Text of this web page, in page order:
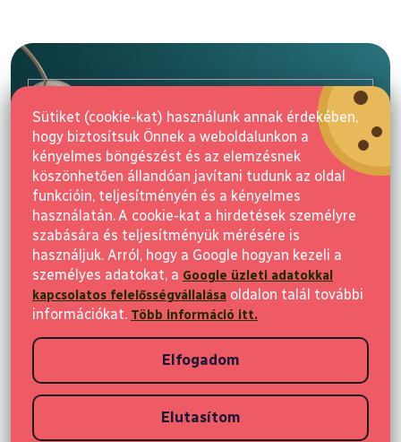
Sütiket (cookie-kat) használunk annak érdekében,
hogy biztosítsuk Önnek a weboldalunkon a
kényelmes böngészést és az elemzésnek
köszönhetően állandóan javítani tudunk az oldal
funkcióin, teljesítményén és a kényelmes
használatán. A cookie-kat a hirdetések személyre
szabására és teljesítményük mérésére is
használjuk. Arról, hogy a Google hogyan kezeli a
személyes adatokat, a Google üzleti adatokkal
kapcsolatos felelősségvállalása oldalon talál további
információkat. Több információ itt.
Elutasítom
Elfogadom
Feliratkozás
Vásárlás
Vásárlási információk